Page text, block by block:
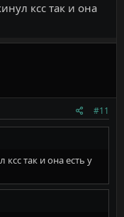
ксс так и она
#11
так и она есть у